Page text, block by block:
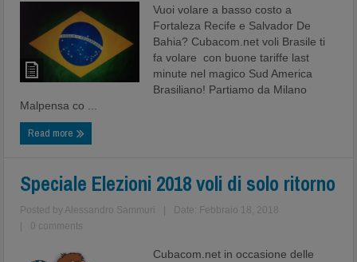
Vuoi volare a basso costo a
Fortaleza Recife e Salvador De
Bahia? Cubacom.net voli Brasile ti
fa volare con buone tariffe last
minute nel magico Sud America
Brasiliano! Partiamo da Milano
Malpensa co ...
Read more
Speciale Elezioni 2018 voli di solo ritorno
Posted by Alessandro Sammuri
Date: Febbraio 18, 2018
0 comments
Cubacom.net in occasione delle